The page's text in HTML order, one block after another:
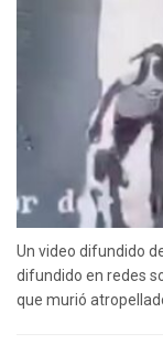
Un video difundido
difundido en redes
que murió